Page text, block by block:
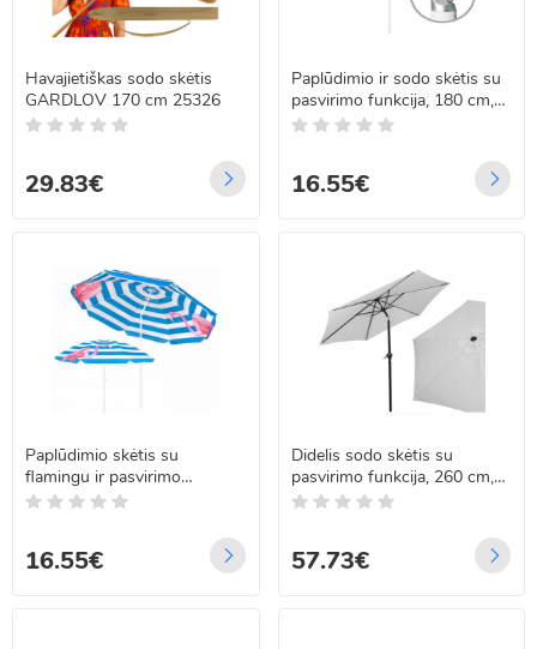
Havajietiškas sodo skėtis
GARDLOV 170 cm 25326
29.83€
Paplūdimio ir sodo skėtis su
pasvirimo funkcija, 180 cm,
Springos BU0008,
16.55€
Paplūdimio skėtis su
flamingu ir pasvirimo
funkcija, 180 cm, Springos
16.55€
Didelis sodo skėtis su
pasvirimo funkcija, 260 cm,
Springos GU0012, pilkas
57.73€